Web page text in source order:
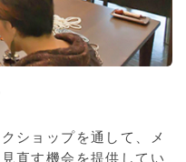
ショップを通して、メ
直す機会を提供してい